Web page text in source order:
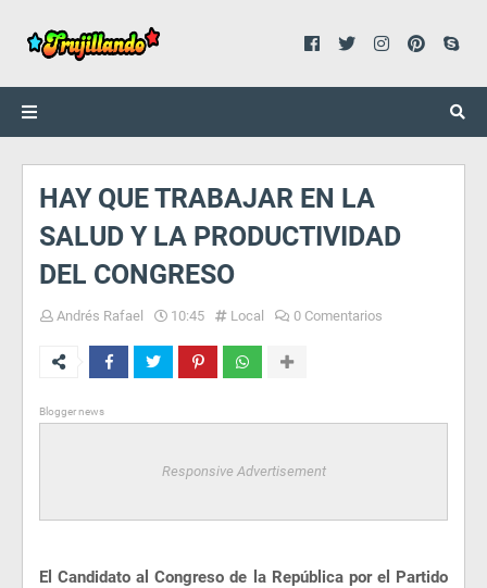
HAY QUE TRABAJAR EN LA
SALUD Y LA PRODUCTIVIDAD
DEL CONGRESO
Andrés Rafael 10:45 Local 0 Comentarios
Blogger news
Responsive Advertisement
El Candidato al Congreso de la República por el Partido